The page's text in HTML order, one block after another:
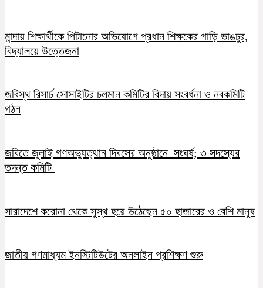
মান্দায় শিক্ষার্থীকে পিটানোর অভিযোগে প্রধান শিক্ষকের গাড়ি ভাঙচুর,
বিদ্যালয়ে উত্তেজনা
জবিস্থ রিসার্চ সোসাইটির চলমান কমিটির বিদায় সংবর্ধনা ও নবকমিটি
গঠন
জবিতে জুলাই গণঅভ্যুত্থান দিবসের অনুষ্ঠানে সংঘর্ষ; ৩ সদস্যের
তদন্ত কমিটি
সারাদেশে করোনা থেকে সুস্থ হয়ে উঠেছেন ৫০ হাজারের ও বেশি মানুষ
জাতীয় গণমাধ্যম ইনস্টিটিউটের অনলাইন প্রশিক্ষণ শুরু